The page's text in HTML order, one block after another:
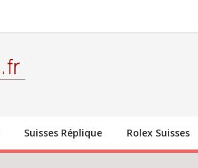
Suisses Réplique Rolex Suisses